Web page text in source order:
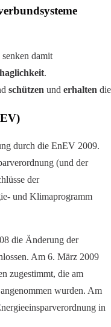
damit
.
schützen und erhalten
durch die EnEV 2009.
(und der
der
und Klimaprogramm
die Änderung der
Am 6. März 2009
zugestimmt, die am
wurden. Am
in